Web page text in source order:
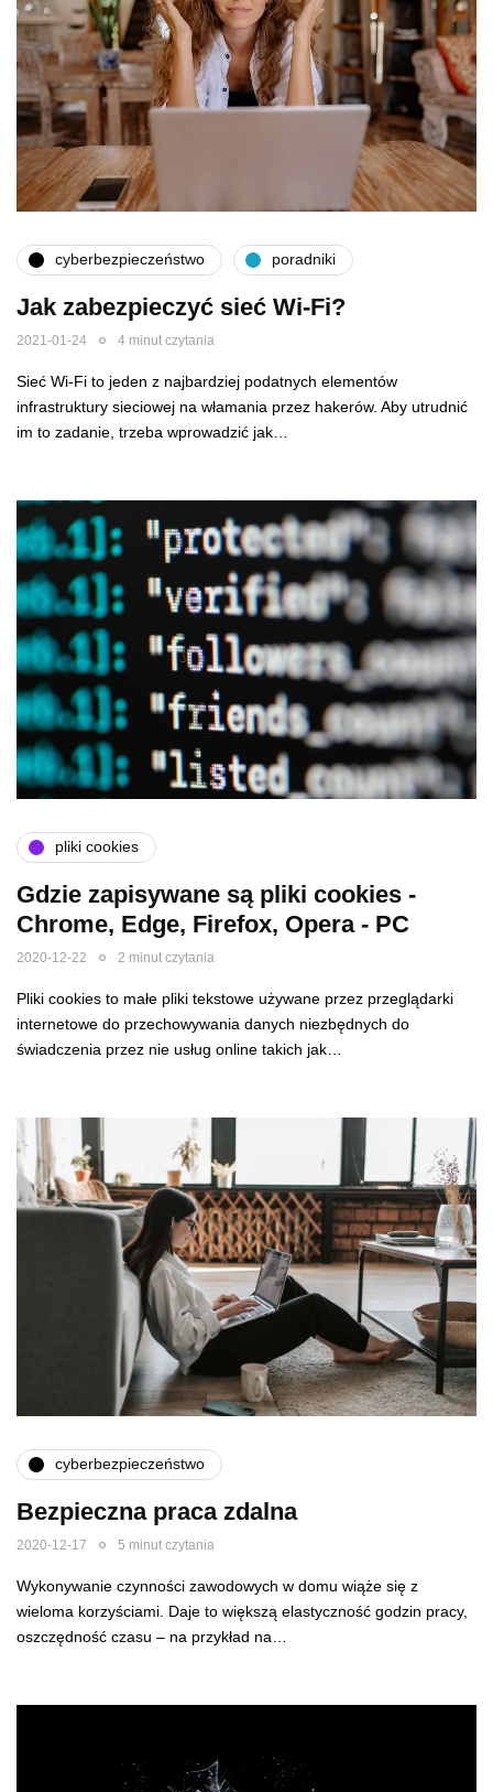
cyberbezpieczeństwo poradniki
Jak zabezpieczyć sieć Wi-Fi?
2021-01-24 4 minut czytania
Sieć Wi-Fi to jeden z najbardziej podatnych elementów
infrastruktury sieciowej na włamania przez hakerów. Aby utrudnić
im to zadanie, trzeba wprowadzić jak…
pliki cookies
Gdzie zapisywane są pliki cookies -
Chrome, Edge, Firefox, Opera - PC
2020-12-22 2 minut czytania
Pliki cookies to małe pliki tekstowe używane przez przeglądarki
internetowe do przechowywania danych niezbędnych do
świadczenia przez nie usług online takich jak…
cyberbezpieczeństwo
Bezpieczna praca zdalna
2020-12-17 5 minut czytania
Wykonywanie czynności zawodowych w domu wiąże się z
wieloma korzyściami. Daje to większą elastyczność godzin pracy,
oszczędność czasu – na przykład na…